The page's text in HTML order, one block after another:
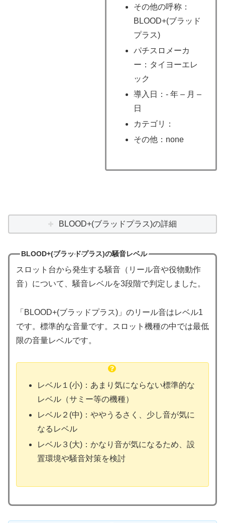
その他の呼称：
BLOOD+(ブラッド
プラス)
パチスロメーカ
ー：タイヨーエレ
ック
導入日：- 年 – 月 –
日
カテゴリ：
その他：none
BLOOD+(ブラッドプラス)の詳細
BLOOD+(ブラッドプラス)の騒音レベル
スロット台から発生する騒音（リール音や役物動作
音）について、騒音レベルを3段階で判定しました。
「BLOOD+(ブラッドプラス)」のリール音はレベル1
です。標準的な音量です。スロット機種の中では最低
限の音量レベルです。
レベル１(小)：あまり気にならない標準的な
レベル（サミー等の機種）
レベル２(中)：ややうるさく、少し音が気に
なるレベル
レベル３(大)：かなり音が気になるため、設
置環境や騒音対策を検討